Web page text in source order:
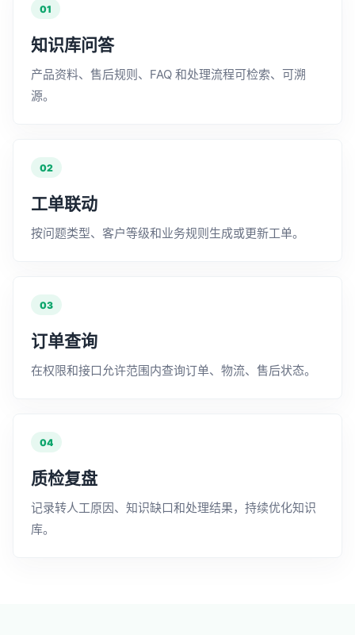
01
知识库问答
产品资料、售后规则、FAQ 和处理流程可检索、可溯
源。
02
工单联动
按问题类型、客户等级和业务规则生成或更新工单。
03
订单查询
在权限和接口允许范围内查询订单、物流、售后状态。
04
质检复盘
记录转人工原因、知识缺口和处理结果，持续优化知识
库。